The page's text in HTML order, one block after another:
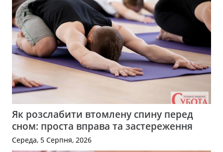
Як розслабити втомлену спину перед
сном: проста вправа та застереження
Середа, 5 Серпня, 2026